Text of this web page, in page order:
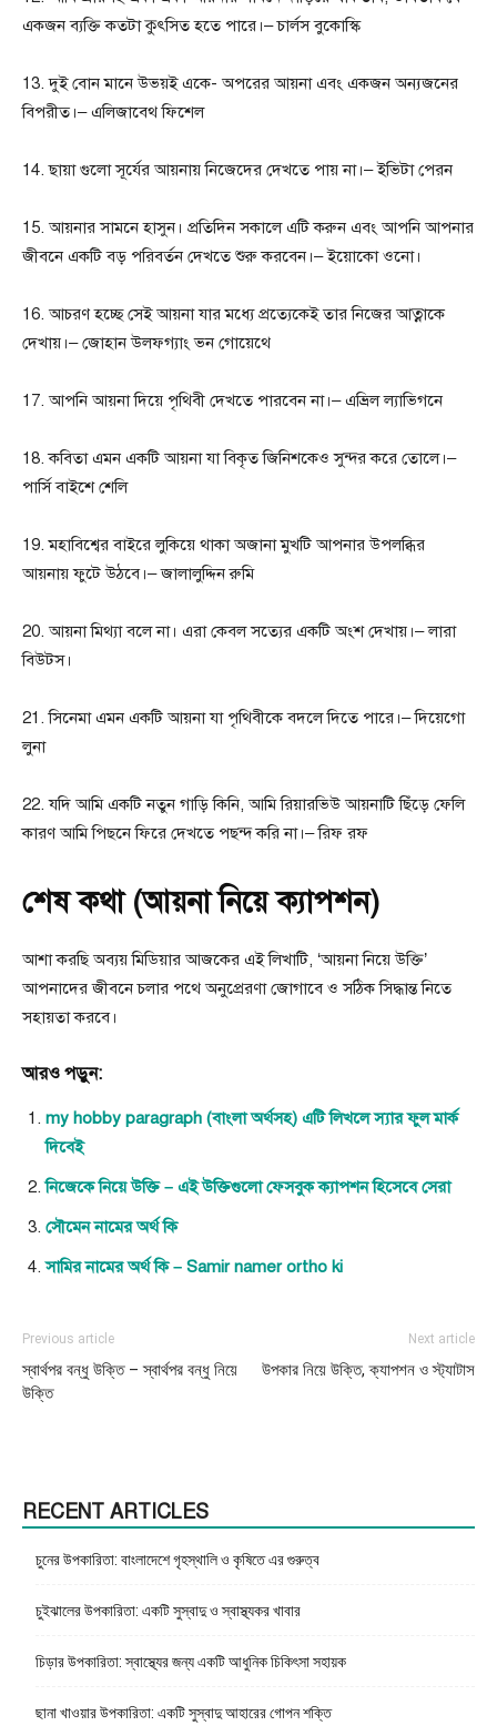
একজন ব্যক্তি কতটা কুৎসিত হতে পারে।– চার্লস বুকোস্কি
13. দুই বোন মানে উভয়ই একে- অপরের আয়না এবং একজন অন্যজনের
বিপরীত।– এলিজাবেথ ফিশেল
14. ছায়া গুলো সূর্যের আয়নায় নিজেদের দেখতে পায় না।– ইভিটা পেরন
15. আয়নার সামনে হাসুন। প্রতিদিন সকালে এটি করুন এবং আপনি আপনার
জীবনে একটি বড় পরিবর্তন দেখতে শুরু করবেন।– ইয়োকো ওনো।
16. আচরণ হচ্ছে সেই আয়না যার মধ্যে প্রত্যেকেই তার নিজের আত্নাকে
দেখায়।– জোহান উলফগ্যাং ভন গোয়েথে
17. আপনি আয়না দিয়ে পৃথিবী দেখতে পারবেন না।– এভ্রিল ল্যাভিগনে
18. কবিতা এমন একটি আয়না যা বিকৃত জিনিশকেও সুন্দর করে তোলে।–
পার্সি বাইশে শেলি
19. মহাবিশ্বের বাইরে লুকিয়ে থাকা অজানা মুখটি আপনার উপলব্ধির
আয়নায় ফুটে উঠবে।– জালালুদ্দিন রুমি
20. আয়না মিথ্যা বলে না। এরা কেবল সত্যের একটি অংশ দেখায়।– লারা
বিউটস।
21. সিনেমা এমন একটি আয়না যা পৃথিবীকে বদলে দিতে পারে।– দিয়েগো
লুনা
22. যদি আমি একটি নতুন গাড়ি কিনি, আমি রিয়ারভিউ আয়নাটি ছিঁড়ে ফেলি
কারণ আমি পিছনে ফিরে দেখতে পছন্দ করি না।– রিফ রফ
শেষ কথা (আয়না নিয়ে ক্যাপশন)
আশা করছি অব্যয় মিডিয়ার আজকের এই লিখাটি, ‘আয়না নিয়ে উক্তি’
আপনাদের জীবনে চলার পথে অনুপ্রেরণা জোগাবে ও সঠিক সিদ্ধান্ত নিতে
সহায়তা করবে।
আরও পড়ুন:
my hobby paragraph (বাংলা অর্থসহ) এটি লিখলে স্যার ফুল মার্ক
দিবেই
নিজেকে নিয়ে উক্তি – এই উক্তিগুলো ফেসবুক ক্যাপশন হিসেবে সেরা
সৌমেন নামের অর্থ কি
সামির নামের অর্থ কি – Samir namer ortho ki
Previous article
স্বার্থপর বন্ধু উক্তি – স্বার্থপর বন্ধু নিয়ে
উক্তি
Next article
উপকার নিয়ে উক্তি, ক্যাপশন ও স্ট্যাটাস
RECENT ARTICLES
চুনের উপকারিতা: বাংলাদেশে গৃহস্থালি ও কৃষিতে এর গুরুত্ব
চুইঝালের উপকারিতা: একটি সুস্বাদু ও স্বাস্থ্যকর খাবার
চিড়ার উপকারিতা: স্বাস্থ্যের জন্য একটি আধুনিক চিকিৎসা সহায়ক
ছানা খাওয়ার উপকারিতা: একটি সুস্বাদু আহারের গোপন শক্তি